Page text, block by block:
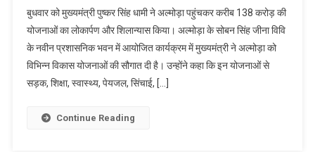
बुधवार को मुख्यमंत्री पुष्कर सिंह धामी ने अल्मोड़ा पहुंचकर करीब 138 करोड़ की
योजनाओं का लोकार्पण और शिलान्यास किया। अल्मोड़ा के सोबन सिंह जीना विवि
के नवीन प्रशासनिक भवन में आयोजित कार्यक्रम में मुख्यमंत्री ने अल्मोड़ा को
विभिन्न विकास योजनाओं की सौगात दी है। उन्होंने कहा कि इन योजनाओं से
सड़क, शिक्षा, स्वास्थ्य, पेयजल, सिंचाई, […]
Continue Reading